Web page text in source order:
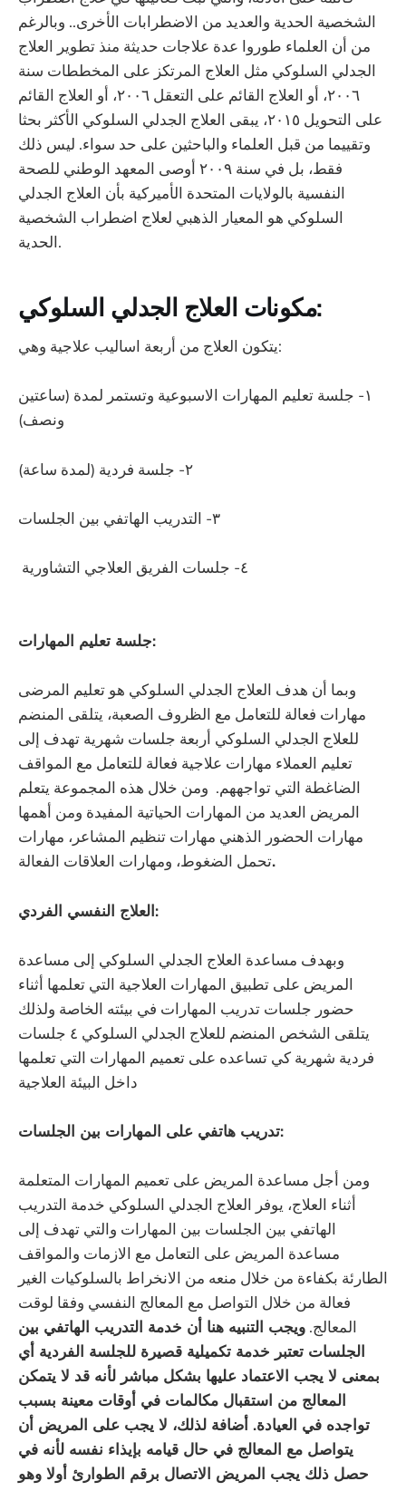
الشخصية الحدية والعديد من الاضطرابات الأخرى.. وبالرغم
من أن العلماء طوروا عدة علاجات حديثة منذ تطوير العلاج
الجدلي السلوكي مثل العلاج المرتكز على المخططات سنة
٢٠٠٦، أو العلاج القائم على التعقل ٢٠٠٦، أو العلاج القائم
على التحويل ٢٠١٥، يبقى العلاج الجدلي السلوكي الأكثر بحثا
وتقييما من قبل العلماء والباحثين على حد سواء. ليس ذلك
فقط، بل في سنة ٢٠٠٩ أوصى المعهد الوطني للصحة
النفسية بالولايات المتحدة الأميركية بأن العلاج الجدلي
السلوكي هو المعيار الذهبي لعلاج اضطراب الشخصية
الحدية.
مكونات العلاج الجدلي السلوكي:
يتكون العلاج من أربعة اساليب علاجية وهي:
١- جلسة تعليم المهارات الاسبوعية وتستمر لمدة (ساعتين
ونصف)
٢- جلسة فردية (لمدة ساعة)
٤- جلسات الفريق العلاجي التشاورية
جلسة تعليم المهارات:
وبما أن هدف العلاج الجدلي السلوكي هو تعليم المرضى
مهارات فعالة للتعامل مع الظروف الصعبة، يتلقى المنضم
للعلاج الجدلي السلوكي أربعة جلسات شهرية تهدف إلى
تعليم العملاء مهارات علاجية فعالة للتعامل مع المواقف
الضاغطة التي تواجههم. ومن خلال هذه المجموعة يتعلم
المريض العديد من المهارات الحياتية المفيدة ومن أهمها
مهارات الحضور الذهني مهارات ‏تنظيم المشاعر، مهارات
تحمل الضغوط، ومهارات العلاقات الفعالة.
‏العلاج النفسي الفردي:
وبهدف مساعدة العلاج الجدلي السلوكي إلى مساعدة
المريض على تطبيق المهارات العلاجية التي تعلمها أثناء
حضور جلسات تدريب المهارات في بيئته الخاصة ولذلك
يتلقى الشخص المنضم للعلاج الجدلي السلوكي ٤ جلسات
فردية شهرية كي تساعده على تعميم المهارات التي تعلمها
تدريب هاتفي على المهارات بين الجلسات:
‏ومن أجل مساعدة المريض على تعميم المهارات المتعلمة
أثناء العلاج، يوفر العلاج الجدلي السلوكي خدمة التدريب
الهاتفي بين الجلسات بين المهارات والتي تهدف إلى
مساعدة المريض على التعامل مع الازمات والمواقف
الطارئة بكفاءة من خلال منعه من الانخراط بالسلوكيات الغير
فعالة من خلال التواصل مع المعالج النفسي وفقا لوقت
المعالج. ويجب التنبيه هنا أن خدمة التدريب الهاتفي بين
الجلسات تعتبر خدمة تكميلية قصيرة للجلسة الفردية أي
بمعنى لا يجب الاعتماد عليها بشكل مباشر لأنه قد لا يتمكن
المعالج من استقبال مكالمات في أوقات معينة بسبب
تواجده في العيادة. أضافة لذلك، لا يجب على المريض أن
يتواصل مع المعالج في حال قيامه بإيذاء نفسه لأنه في
حصل ذلك يجب المريض الاتصال برقم الطوارئ أولا وهو